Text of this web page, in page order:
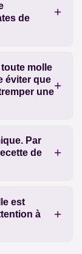
de
molle
éviter que
une
Par
de
est
à